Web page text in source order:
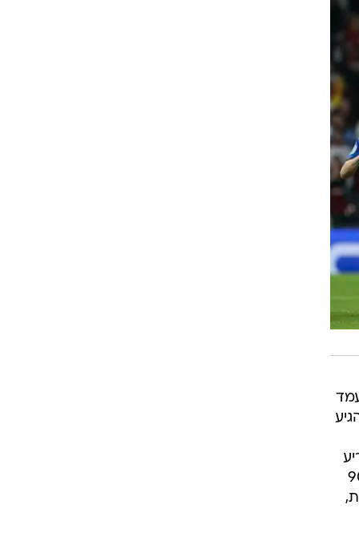
הגיע
למעשה, ספרד ניצחה רק פעם אחת ב-90